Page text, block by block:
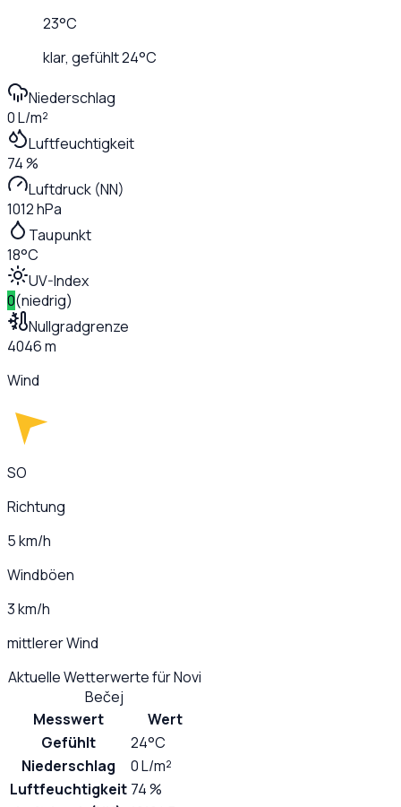
23°C
klar, gefühlt24°C
Niederschlag
0 L/m²
Luftfeuchtigkeit
74 %
Luftdruck (NN)
1012 hPa
Taupunkt
18°C
UV-Index
0(niedrig)
Nullgradgrenze
4046 m
Wind
SO
Richtung
5 km/h
Windböen
3 km/h
mittlerer Wind
Aktuelle Wetterwerte fürNovi
Bečej
Messwert
Wert
Gefühlt
24°C
Niederschlag
0 L/m²
Luftfeuchtigkeit 74 %